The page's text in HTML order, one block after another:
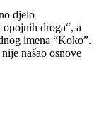
djelo
droga“, a
imena “Koko”.
našao osnove